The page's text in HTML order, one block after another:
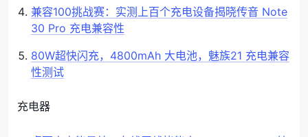
兼容100挑战赛：实测上百个充电设备揭晓传音 Note
30 Pro 充电兼容性
80W超快闪充，4800mAh 大电池，魅族21 充电兼容
性测试
充电器